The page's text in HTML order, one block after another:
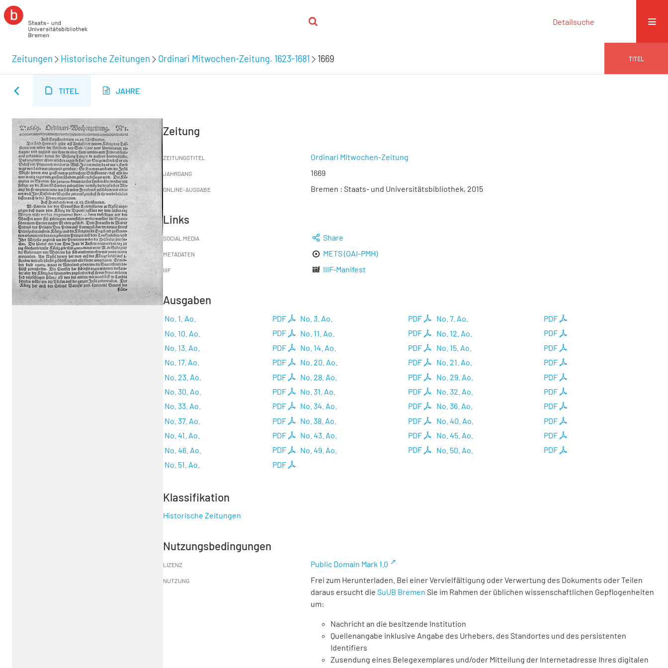
Detailsuche
Zeitungen Historische Zeitungen Ordinari Mitwochen-Zeitung. 1623-1681 1669 TITEL
TITEL JAHRE
Zeitung
ZEITUNGSTITEL Ordinari Mitwochen-Zeitung
JAHRGANG 1669
ONLINE-AUSGABE Bremen : Staats- und Universitätsbibliothek, 2015
Links
SOCIAL MEDIA Share
METADATEN METS (OAI-PMH)
IIIF IIIF-Manifest
Ausgaben
PDF
No. 1. Ao. PDF
No. 3. Ao. PDF
No. 7. Ao.
PDF
No. 10. Ao. PDF
No. 11. Ao. PDF
No. 12. Ao.
PDF
No. 13. Ao. PDF
No. 14. Ao. PDF
No. 15. Ao.
PDF
No. 17. Ao. PDF
No. 20. Ao. PDF
No. 21. Ao.
PDF
No. 23. Ao. PDF
No. 28. Ao. PDF
No. 29. Ao.
PDF
No. 30. Ao. PDF
No. 31. Ao. PDF
No. 32. Ao.
PDF
No. 33. Ao. PDF
No. 34. Ao. PDF
No. 36. Ao.
PDF
No. 37. Ao. PDF
No. 38. Ao. PDF
No. 40. Ao.
PDF
No. 41. Ao. PDF
No. 43. Ao. PDF
No. 45. Ao.
PDF
No. 46. Ao. PDF
No. 49. Ao. PDF
No. 50. Ao.
PDF
No. 51. Ao.
Klassifikation
Historische Zeitungen
Nutzungsbedingungen
LIZENZ Public Domain Mark 1.0
NUTZUNG
Frei zum Herunterladen. Bei einer Vervielfältigung oder Verwertung des Dokuments oder Teilen
daraus ersucht die SuUB Bremen Sie im Rahmen der üblichen wissenschaftlichen Gepflogenheiten
um:
Nachricht an die besitzende Institution
Quellenangabe inklusive Angabe des Urhebers, des Standortes und des persistenten
Identifiers
Zusendung eines Belegexemplares und/oder Mitteilung der Internetadresse Ihres digitalen